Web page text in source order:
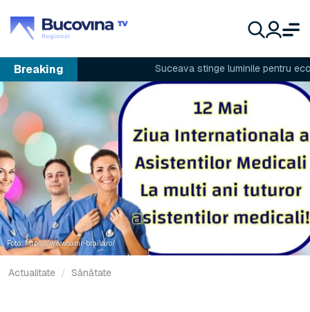
Breaking Suceava stinge luminile pentru
Foto: https://www.oamr-braila.ro/
Actualitate Sănătate